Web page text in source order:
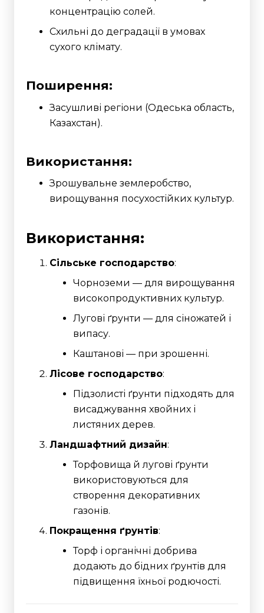
концентрацію солей.
Схильні до деградації в умовах
сухого клімату.
Поширення:
Засушливі регіони (Одеська область,
Казахстан).
Використання:
Зрошувальне землеробство,
вирощування посухостійких культур.
Використання:
Сільське господарство:
Чорноземи — для вирощування
високопродуктивних культур.
Лугові ґрунти — для сіножатей і
випасу.
Каштанові — при зрошенні.
Лісове господарство:
Підзолисті ґрунти підходять для
висаджування хвойних і
листяних дерев.
Ландшафтний дизайн:
Торфовища й лугові ґрунти
використовуються для
створення декоративних
газонів.
Покращення ґрунтів:
Торф і органічні добрива
додають до бідних ґрунтів для
підвищення їхньої родючості.